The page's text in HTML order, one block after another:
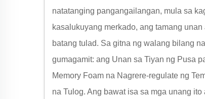
natatanging pangangailangan, mula sa
kasalukuyang merkado, ang tamang
batang tulad. Sa gitna ng walang bilang
gumagamit: ang Unan sa Tiyan ng Pusa
Memory Foam na Nagrere-regulate ng
na Tulog. Ang bawat isa sa mga unang